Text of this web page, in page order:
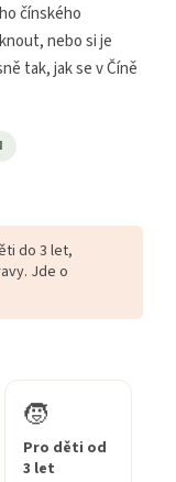
čínského
nebo si je
tak, jak se v Číně
do 3 let,
Jde o
🧒
Pro děti od
3 let